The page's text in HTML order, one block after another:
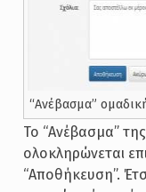
“Ανέβασμα”
Το “Ανέβασμα”
ολοκληρώνεται
“Αποθήκευση”.